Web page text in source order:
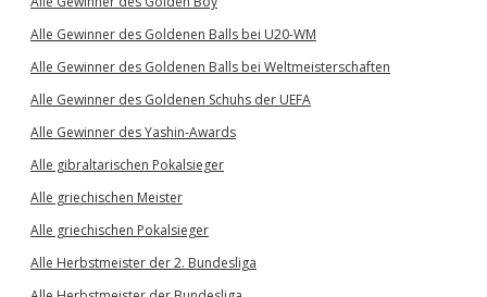
Alle Gewinner des Goldenen Balls bei U20-WM
Alle Gewinner des Goldenen Balls bei Weltmeisterschaften
Alle Gewinner des Goldenen Schuhs der UEFA
Alle Gewinner des Yashin-Awards
Alle gibraltarischen Pokalsieger
Alle griechischen Meister
Alle griechischen Pokalsieger
Alle Herbstmeister der 2. Bundesliga